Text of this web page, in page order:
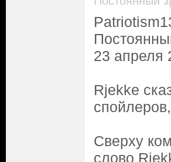
23 апреля
Rjekke
Сверху
слово